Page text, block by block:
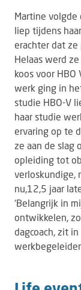
Martine volgde
liep tijdens
erachter dat
Helaas werd
koos voor
werk ging in
studie HBO-V
haar studie
ervaring op te
ze aan de slag
opleiding tot
verloskundige,
nu,12,5 jaar
‘Belangrijk in
ontwikkelen,
dagcoach, zit